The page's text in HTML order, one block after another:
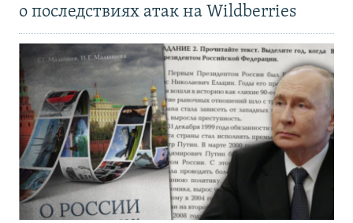
о последствиях атак на Wildberries